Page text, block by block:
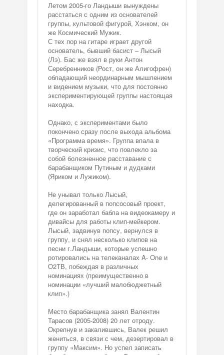
Летом 2005-го Ландыши вынуждены
расстаться с одним из основателей
группы, культовой фигурой, Хэнком, он
же Космический Мужик.
С тех пор на гитаре играет другой
основатель, бывший басист – Лысый
(Лэ). Бас же взял в руки Антон
Серебренников (Рост, он же Алигофрен)
обладающий неординарным мышлением
и видением музыки, что для постоянно
экспериментирующей группы настоящая
находка.
Однако, с экспериментами было
покончено сразу после выхода альбома
«Программа время». Группа впала в
творческий кризис, что повлекло за
собой болезненное расставание с
барабанщиком Путиным и дудками
(Яриком и Лужиком).
Не унывал только Лысый,
делегированный в попсосовый проект,
где он заработал бабла на видеокамеру и
дивайсы для работы клип-мейкером.
Лысый, задвинув попсу, вернулся в
группу, и снял несколько клипов на
песни г.Ландыши, которые успешно
ротировались на телеканалах A- One и
О2ТВ, побеждая в различных
номинациях (преимущественно в
номинации «лучший малобюджетный
клип».)
Место барабанщика занял Валентин
Тарасов (2005-2008) 20 лет отроду.
Окрепнув и закалившись, Валек решил
жениться, в связи с чем, дезертировал в
группу «Максим». Но успел записать